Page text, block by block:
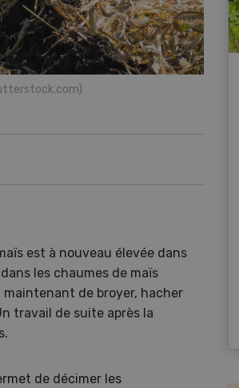
est à nouveau élevée dans
les chaumes de maïs
maintenant de broyer, hacher
travail de suite après la
de décimer les